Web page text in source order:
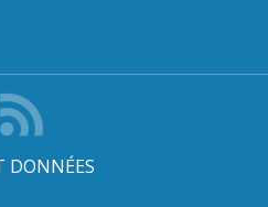
DONNÉES